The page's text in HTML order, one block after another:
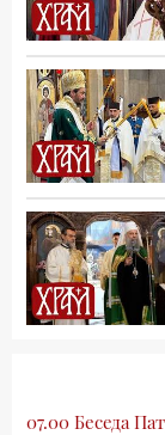
07.00 Беседа